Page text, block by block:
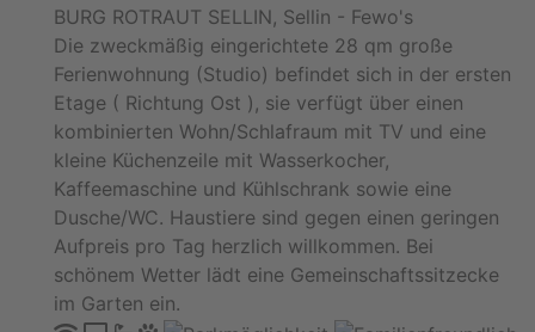
BURG ROTRAUT SELLIN, Sellin - Fewo's
Die zweckmäßig eingerichtete 28 qm große
Ferienwohnung (Studio) befindet sich in der ersten
Etage ( Richtung Ost ), sie verfügt über einen
kombinierten Wohn/Schlafraum mit TV und eine
kleine Küchenzeile mit Wasserkocher,
Kaffeemaschine und Kühlschrank sowie eine
Dusche/WC. Haustiere sind gegen einen geringen
Aufpreis pro Tag herzlich willkommen. Bei
schönem Wetter lädt eine Gemeinschaftssitzecke
im Garten ein.